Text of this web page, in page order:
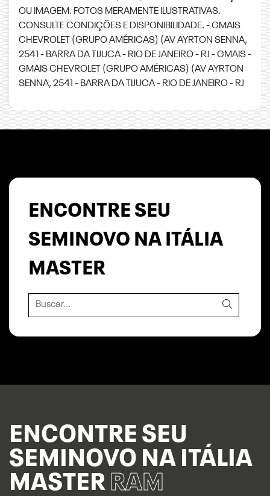
OU IMAGEM. FOTOS MERAMENTE ILUSTRATIVAS.
CONSULTE CONDIÇÕES E DISPONIBILIDADE. - GMAIS
CHEVROLET (GRUPO AMÉRICAS) (AV AYRTON SENNA,
2541 - BARRA DA TIJUCA - RIO DE JANEIRO - RJ - GMAIS -
GMAIS CHEVROLET (GRUPO AMÉRICAS) (AV AYRTON
SENNA, 2541 - BARRA DA TIJUCA - RIO DE JANEIRO - RJ
ENCONTRE SEU
SEMINOVO NA ITÁLIA
MASTER
ENCONTRE SEU
SEMINOVO NA ITÁLIA
MASTER RAM